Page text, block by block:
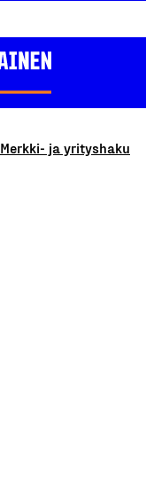
Merkki- ja yrityshaku